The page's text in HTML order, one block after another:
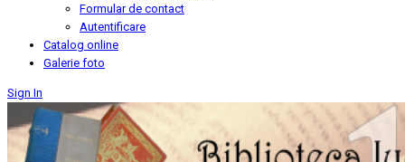
Formular de contact
Autentificare
Catalog online
Galerie foto
Sign In